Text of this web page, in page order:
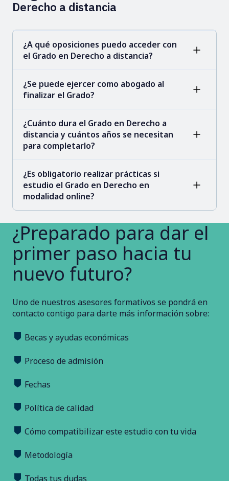
Derecho a distancia
¿A qué oposiciones puedo acceder con
el Grado en Derecho a distancia?
¿Se puede ejercer como abogado al
finalizar el Grado?
¿Cuánto dura el Grado en Derecho a
distancia y cuántos años se necesitan
para completarlo?
¿Es obligatorio realizar prácticas si
estudio el Grado en Derecho en
modalidad online?
¿Preparado para dar el
primer paso hacia tu
nuevo futuro?
Uno de nuestros asesores formativos se pondrá en
contacto contigo para darte más información sobre:
Becas y ayudas económicas
Proceso de admisión
Fechas
Política de calidad
Cómo compatibilizar este estudio con tu vida
Metodología
Todas tus dudas